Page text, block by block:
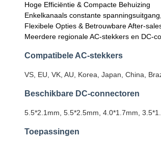
Hoge Efficiëntie & Compacte Behuizing
Enkelkanaals constante
Flexibele Opties & Betrouwbare After-
Meerdere regionale AC-stekkers en DC-
Compatibele AC-stekkers
VS, EU, VK, AU, Korea, Japan, China,
Beschikbare DC-connectoren
5.5*2.1mm, 5.5*2.5mm, 4.0*1.7mm,
Toepassingen